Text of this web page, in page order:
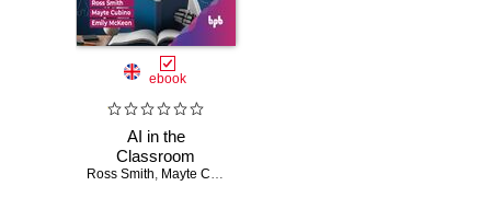
ebook
AI in the
Classroom
Ross Smith, Mayte Cubino